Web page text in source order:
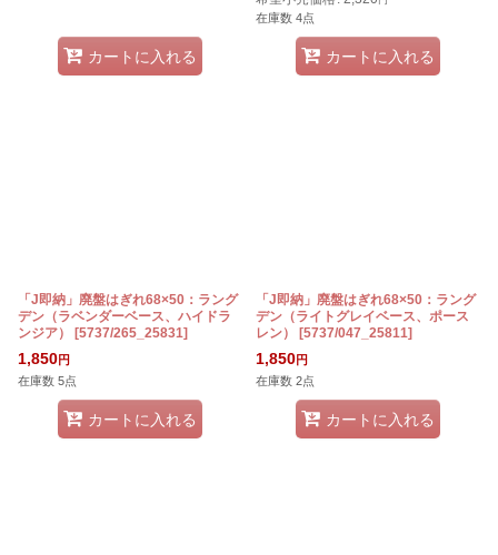
カートに入れる
在庫数 4点
カートに入れる
「J即納」廃盤はぎれ68×50：ラング
デン（ラベンダーベース、ハイドラ
ンジア）
[5737/265_25831]
1,850円
在庫数 5点
カートに入れる
「J即納」廃盤はぎれ68×50：ラング
デン（ライトグレイベース、ポース
レン）
[5737/047_25811]
1,850円
在庫数 2点
カートに入れる